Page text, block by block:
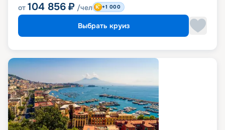
от 104 856 ₽ /чел +1 000
Выбрать круиз